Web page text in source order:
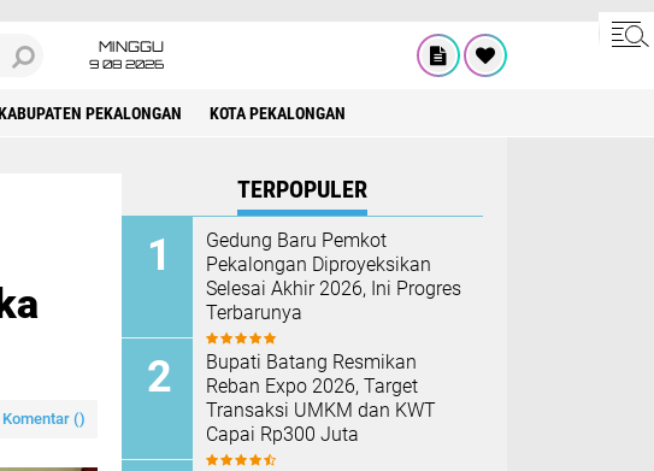
MINGGU
9 08 2026
PEKALONGAN KOTA PEKALONGAN
Komentar ()
TERPOPULER
Gedung Baru Pemkot
Pekalongan Diproyeksikan
Selesai Akhir 2026, Ini Progres
Terbarunya
Bupati Batang Resmikan
Reban Expo 2026, Target
Transaksi UMKM dan KWT
Capai Rp300 Juta